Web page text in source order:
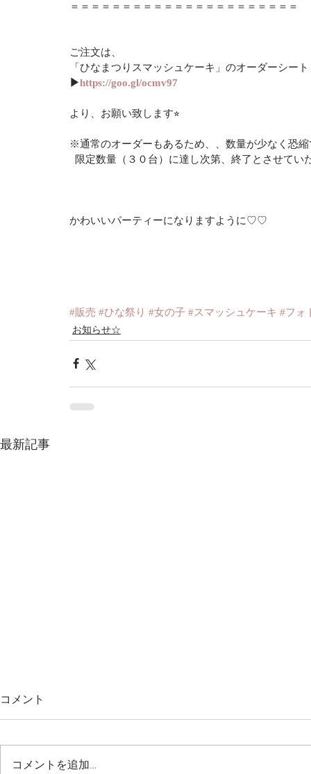
＝＝＝＝＝＝＝＝＝＝＝＝＝＝＝＝＝＝＝＝＝＝
ご注文は、
「ひなまつりスマッシュケーキ」のオーダーシート
▶︎https://goo.gl/ocmv97
より、お願い致します⭐︎
※通常のオーダーもあるため、、数量が少なく恐
限定数量（３０台）に達し次第、終了とさせてい
かわいいパーティーになりますように♡♡
#販売 #ひな祭り #女の子 #スマッシュケーキ #フォ
お知らせ☆
最新記事
｜重要｜大雨の影響による
につきまし
コメント
コメントを追加…